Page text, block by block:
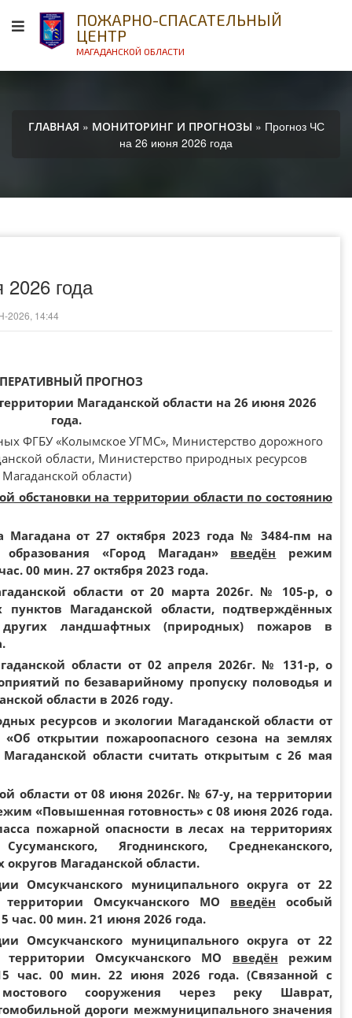
ПОЖАРНО-СПАСАТЕЛЬНЫЙ
ЦЕНТР
МАГАДАНСКОЙ ОБЛАСТИ
ГЛАВНАЯ » МОНИТОРИНГ И ПРОГНОЗЫ » Прогноз ЧС
на 26 июня 2026 года
года
2026, 14:44
ПРОГНОЗ
Магаданской области на 26 июня 2026
года.
ФГБУ «Колымское УГМС», Министерство дорожного
области, Министерство природных ресурсов
Магаданской области)
обстановки на территории области по состоянию
Магадана от 27 октября 2023 года № 3484-пм на
«Город Магадан» введён режим
00 мин. 27 октября 2023 года.
области от 20 марта 2026г. № 105-р, о
Магаданской области, подтверждённых
ландшафтных (природных) пожаров в
области от 02 апреля 2026г. № 131-р, о
по безаварийному пропуску половодья и
области в 2026 году.
ресурсов и экологии Магаданской области от
открытии пожароопасного сезона на землях
области считать открытым с 26 мая
области от 08 июня 2026г. № 67-у, на территории
«Повышенная готовность» с 08 июня 2026 года.
пожарной опасности в лесах на территориях
Ягоднинского, Среднеканского,
Магаданской области.
Омсукчанского муниципального округа от 22
Омсукчанского МО введён особый
00 мин. 21 июня 2026 года.
Омсукчанского муниципального округа от 22
Омсукчанского МО введён режим
час. 00 мин. 22 июня 2026 года. (Связанной с
сооружения через реку Шаврат,
дороги межмуниципального значения